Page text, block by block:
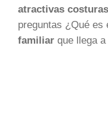
atractivas
preguntas ¿Qué es
familiar que llega